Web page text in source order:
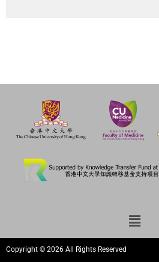
Copyright © 2026 All Rights Reserved